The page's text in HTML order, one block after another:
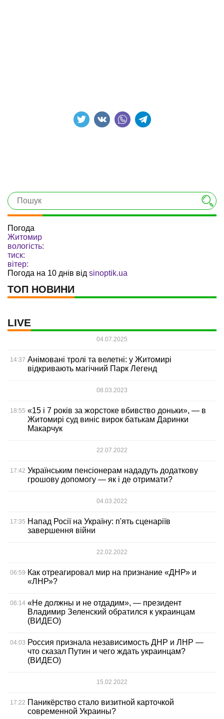
Погода
Житомир
вологість:
тиск:
вітер:
Погода на 10 днів від sinoptik.ua
ТОП НОВИНИ
LIVE
04.07.2025
14:37 Анімовані тролі та велетні: у Житомирі
відкривають магічний Парк Легенд
08.03.2023
18:55 «15 і 7 років за жорстоке вбивство доньки», — в
Житомирі суд виніс вирок батькам Даринки
Макарчук
22.07.2022
17:42 Українським пенсіонерам нададуть додаткову
грошову допомогу — як і де отримати?
04.03.2022
17:35 Напад Росії на Україну: п'ять сценаріїв
завершення війни
22.02.2022
06:59 Как отреагировал мир на признание «ДНР» и
«ЛНР»?
06:14 «Не должны и не отдадим», — президент
Владимир Зеленский обратился к украинцам
(ВИДЕО)
04:03 Россия признала независимость ДНР и ЛНР —
что сказал Путин и чего ждать украинцам?
(ВИДЕО)
15.02.2022
17:22 Паникёрство стало визитной карточкой
современной Украины?